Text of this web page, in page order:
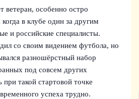
ветеран, особенно остро
в клубе один за другим
и российские специалисты.
со своим видением футбола, но
разношёрстный набор
под совсем других
такой стартовой точке
успеха трудно.